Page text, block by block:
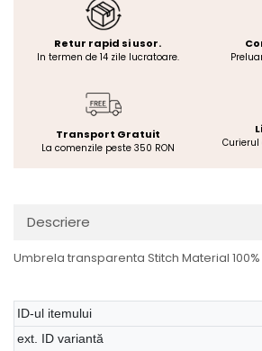
Retur rapid si usor.
In termen de 14 zile lucratoare.
Transport Gratuit
La comenzile peste 350 RON
Descriere
Umbrela transparenta Stitch Material 100%
ID-ul itemului
ext. ID variantă